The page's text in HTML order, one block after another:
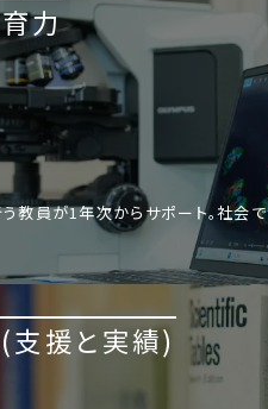
力
教員が1年次からサポート。社会
支援と実績)